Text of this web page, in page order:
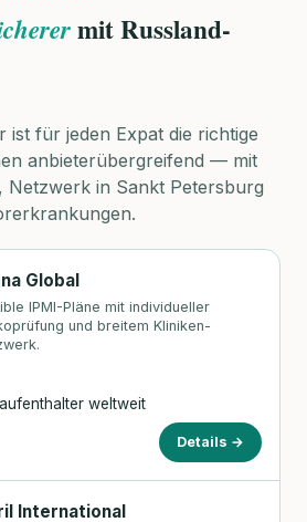
mit Russland-
ist für jeden Expat die richtige
anbieterübergreifend — mit
Netzwerk in Sankt Petersburg
Global
IPMI-Pläne mit individueller
und breitem Kliniken-
weltweit
Details →
International